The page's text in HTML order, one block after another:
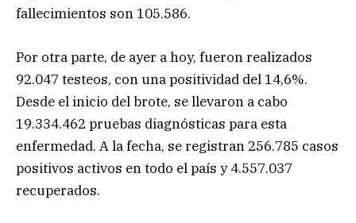
fallecimientos son 105.586.
Por otra parte, de ayer a hoy, fueron realizados
92.047 testeos, con una positividad del 14,6%.
Desde el inicio del brote, se llevaron a cabo
19.334.462 pruebas diagnósticas para esta
enfermedad. A la fecha, se registran 256.785 casos
positivos activos en todo el país y 4.557.037
recuperados.